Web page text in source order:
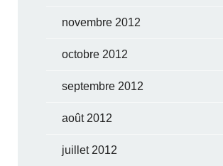
novembre 2012
octobre 2012
septembre 2012
août 2012
juillet 2012